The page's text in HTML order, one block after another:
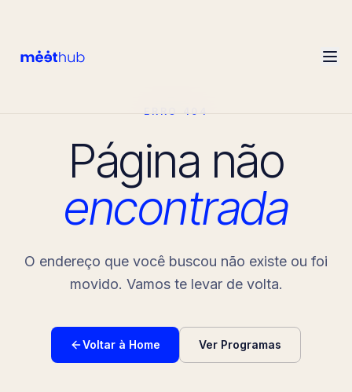
ERRO 404
Página não
encontrada
O endereço que você buscou não existe ou foi
movido. Vamos te levar de volta.
Voltar à Home Ver Programas